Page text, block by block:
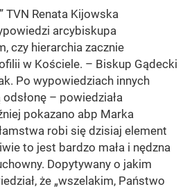
TVN Renata Kijowska
arcybiskupa
czy hierarchia zacznie
w Kościele. – Biskup Gądecki
Po wypowiedziach innych
– powiedziała
pokazano abp Marka
robi się dzisiaj element
to jest bardzo mała i nędzna
Dopytywany o jakim
że „wszelakim, Państwo